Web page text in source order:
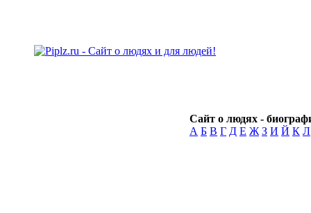
Сайт о людях -
А Б В Г Д Е Ж З И Й К Л